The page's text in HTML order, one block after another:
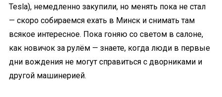
Tesla), немедленно закупили, но менять пока не стал
— скоро собираемся ехать в Минск и снимать там
всякое интересное. Пока гоняю со светом в салоне,
как новичок за рулём — знаете, когда люди в первые
дни вождения не могут справиться с дворниками и
другой машинерией.